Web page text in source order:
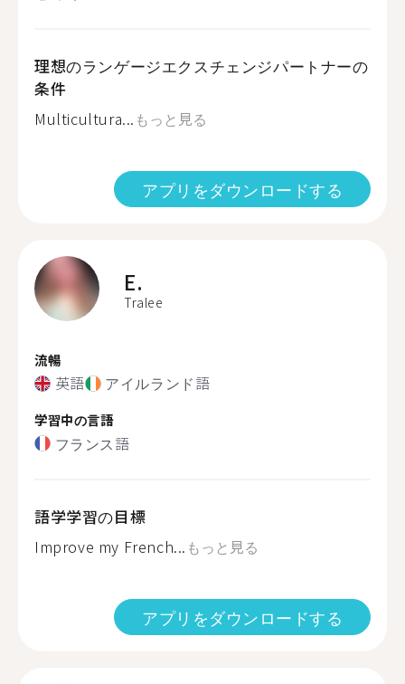
理想のランゲージエクスチェンジパートナーの
条件
Multicultura... もっと見る
アプリをダウンロードする
E.
Tralee
流暢
英語 アイルランド語
学習中の言語
フランス語
語学学習の目標
Improve my French... もっと見る
アプリをダウンロードする